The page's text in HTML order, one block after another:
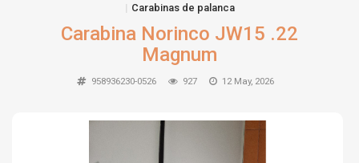
TIRO Y COMPETICIÓN
Carabinas de palanca
Carabina Norinco JW15 .22
Magnum
958936230-0526 927 12 May, 2026